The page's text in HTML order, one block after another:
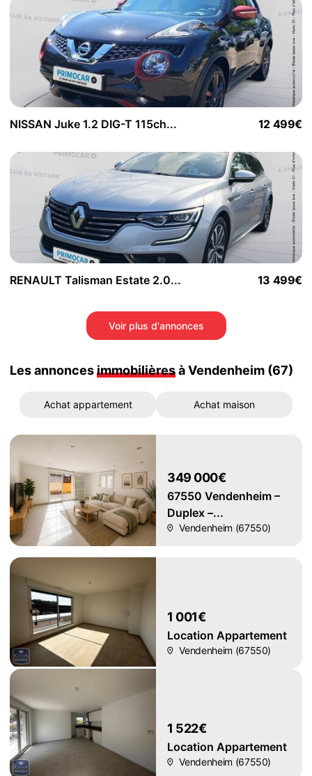
NISSAN Juke 1.2 DIG-T 115ch... 12 499€
RENAULT Talisman Estate 2.0... 13 499€
Voir plus d'annonces
Les annoncesimmobilièresà Vendenheim (67)
Achat appartement Achat maison
349 000€
67550 Vendenheim –
Duplex –...
Vendenheim (67550)
1 001€
Location Appartement
Vendenheim (67550)
1 522€
Location Appartement
Vendenheim (67550)